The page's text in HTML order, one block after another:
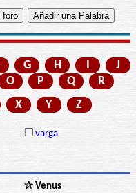
G H I
J
O P Q
R
X Y Z
❒ varga
✰ Venus